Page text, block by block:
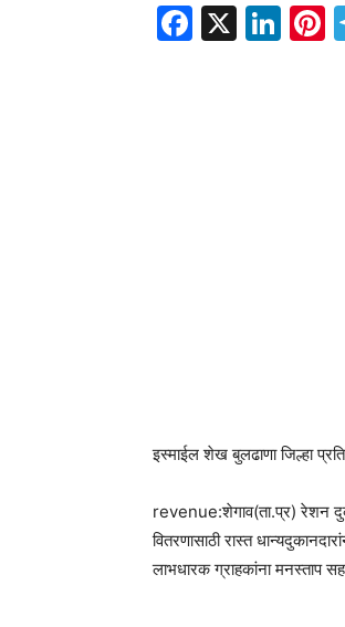
X
इस्माईल शेख बुलढाणा जिल्हा
revenue:शेगाव(ता.प्र) रेशन
वितरणासाठी रास्त
लाभधारक ग्राहकांना मनस्ताप